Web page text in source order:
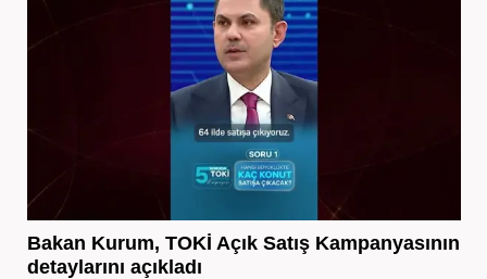
Bakan Kurum, TOKİ Açık Satış Kampanyasının
detaylarını açıkladı